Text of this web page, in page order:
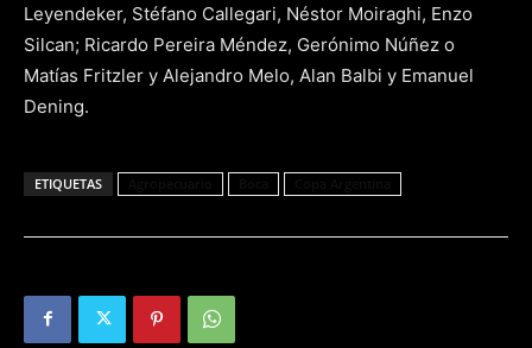
Leyendeker, Stéfano Callegari, Néstor Moiraghi, Enzo
Silcan; Ricardo Pereira Méndez, Gerónimo Núñez o
Matías Fritzler y Alejandro Melo, Alan Balbi y Emanuel
Dening.
ETIQUETAS